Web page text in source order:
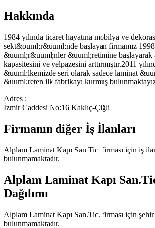
Hakkında
1984 yılında ticaret hayatına mobilya ve
sekt&ouml;r&uuml;nde başlayan firmamız 1998
&uuml;r&uuml;nler &uuml;retimine başlayarak
kapasitesini ve yelpazesini arttırmıştır.2011
&uuml;lkemizde seri olarak sadece laminat
&uuml;reten ilk fabrikayı kurmuş
Adres :
İzmir Caddesi No:16 Kaklıç-Çiğli
Firmanın diğer İş İlanları
Alplam Laminat Kapı San.Tic. firması için iş
bulunmamaktadır.
Alplam Laminat Kapı
Dağılımı
Alplam Laminat Kapı San.Tic. firması için şehir
bulunmamaktadır.